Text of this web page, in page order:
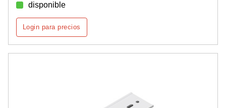
disponible
Login para precios